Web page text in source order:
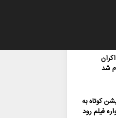
۲ انیمیشن کوتاه به
فیلم رود